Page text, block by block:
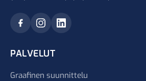
PALVELUT
Graafinen suunnittelu